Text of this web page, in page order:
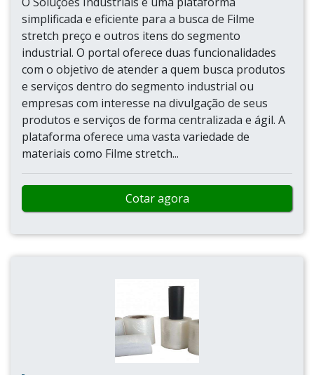
simplificada e eficiente para a busca de Filme
stretch preço e outros itens do segmento
industrial. O portal oferece duas funcionalidades
com o objetivo de atender a quem busca produtos
e serviços dentro do segmento industrial ou
empresas com interesse na divulgação de seus
produtos e serviços de forma centralizada e ágil. A
plataforma oferece uma vasta variedade de
materiais como Filme stretch...
Cotar agora